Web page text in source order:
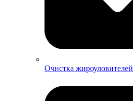
Очистка жироуловителей